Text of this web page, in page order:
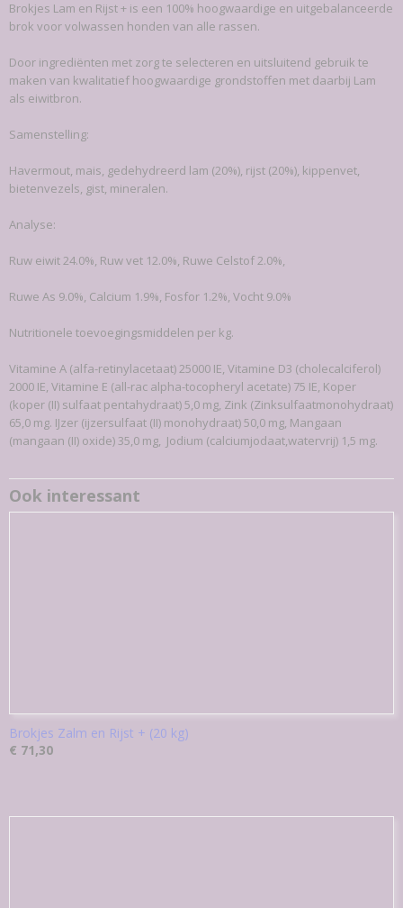
EAN code
7,09E+12
103-32-K
Bruto gewicht
20,00 Kg
Brokjes Lam en Rijst + is een 100% hoogwaardige en uitgebalanceerde
brok voor volwassen honden van alle rassen.
Door ingrediënten met zorg te selecteren en uitsluitend gebruik te
maken van kwalitatief hoogwaardige grondstoffen met daarbij Lam
als eiwitbron.
Samenstelling:
Havermout, mais, gedehydreerd lam (20%), rijst (20%), kippenvet,
bietenvezels, gist, mineralen.
Analyse:
Ruw eiwit 24.0%, Ruw vet 12.0%, Ruwe Celstof 2.0%,
Ruwe As 9.0%, Calcium 1.9%, Fosfor 1.2%, Vocht 9.0%
Nutritionele toevoegingsmiddelen per kg.
Vitamine A (alfa-retinylacetaat) 25000 IE, Vitamine D3 (cholecalciferol)
2000 IE, Vitamine E (all-rac alpha-tocopheryl acetate) 75 IE, Koper
(koper (II) sulfaat pentahydraat) 5,0 mg, Zink (Zinksulfaatmonohydraat)
65,0 mg. IJzer (ijzersulfaat (II) monohydraat) 50,0 mg, Mangaan
(mangaan (II) oxide) 35,0 mg, Jodium (calciumjodaat,watervrij) 1,5 mg.
Ook interessant
Brokjes Zalm en Rijst + (20 kg)
€ 71,30